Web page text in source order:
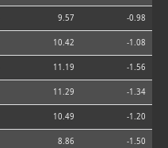
9.57 -0.98
10.42 -1.08
11.19 -1.56
11.29 -1.34
10.49 -1.20
8.86 -1.50